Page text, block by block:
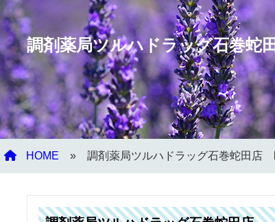
調剤薬局ツルハドラッグ石巻蛇
HOME 調剤薬局ツルハドラッグ石巻蛇田店